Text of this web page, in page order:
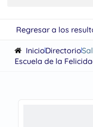
Regresar a los
InicioDirectorio
Escuela de la